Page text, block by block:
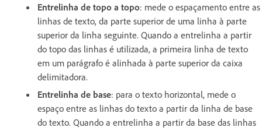
Entrelinha de topo a topo: mede o espaçamento entre as
linhas de texto, da parte superior de uma linha à parte
superior da linha seguinte. Quando a entrelinha a partir
do topo das linhas é utilizada, a primeira linha de texto
em um parágrafo é alinhada à parte superior da caixa
delimitadora.
Entrelinha de base: para o texto horizontal, mede o
espaço entre as linhas do texto a partir da linha de base
do texto. Quando a entrelinha a partir da base das linhas